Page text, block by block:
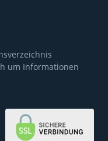
um Informationen